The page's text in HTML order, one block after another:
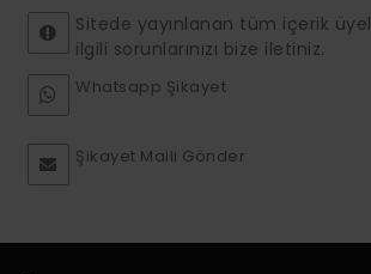
Sitede yayınlanan tüm içerik
ilgili sorunlarınızı bize iletiniz.
Whatsapp Şikayet
Şikayet Maili Gönder